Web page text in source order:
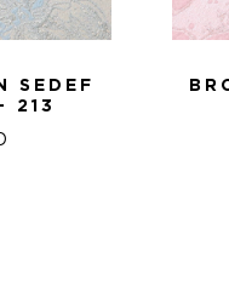
SEDEF
213